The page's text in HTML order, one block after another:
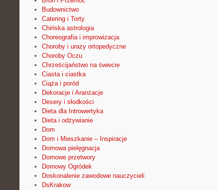
Budownictwo
Catering i Torty
Chińska astrologia
Choreografia i improwizacja
Choroby i urazy ortopedyczne
Choroby Oczu
Chrześcijaństwo na świecie
Ciasta i ciastka
Ciąża i poród
Dekoracje i Aranżacje
Desery i słodkości
Dieta dla Introwertyka
Dieta i odżywianie
Dom
Dom i Mieszkanie – Inspiracje
Domowa pielęgnacja
Domowe przetwory
Domowy Ogródek
Doskonalenie zawodowe nauczycieli
DsKrakow